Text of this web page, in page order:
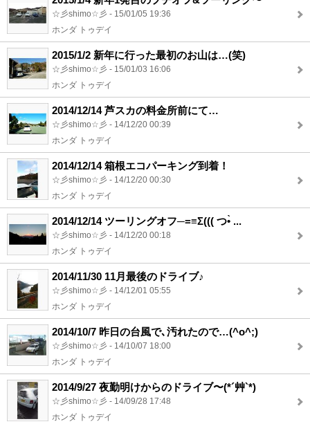
☆彡shimo☆彡 - 15/01/05 19:36
ホンダ トゥデイ
2015/1/2 新年に行った最初のお山は…(笑)
☆彡shimo☆彡 - 15/01/03 16:06
ホンダ トゥデイ
2014/12/14 芦スカの料金所前にて…
☆彡shimo☆彡 - 14/12/20 00:39
ホンダ トゥデイ
2014/12/14 箱根エコパーキング到着！
☆彡shimo☆彡 - 14/12/20 00:30
ホンダ トゥデイ
2014/12/14 ツーリングオフ─=≡Σ((( つ•̀ ...
☆彡shimo☆彡 - 14/12/20 00:18
ホンダ トゥデイ
2014/11/30 11月最後のドライブ♪
☆彡shimo☆彡 - 14/12/01 05:55
ホンダ トゥデイ
2014/10/7 昨日の台風で､汚れたので…(^o^;)
☆彡shimo☆彡 - 14/10/07 18:00
ホンダ トゥデイ
2014/9/27 夜勤明けからのドライブ〜(*´艸`*)
☆彡shimo☆彡 - 14/09/28 17:48
ホンダ トゥデイ